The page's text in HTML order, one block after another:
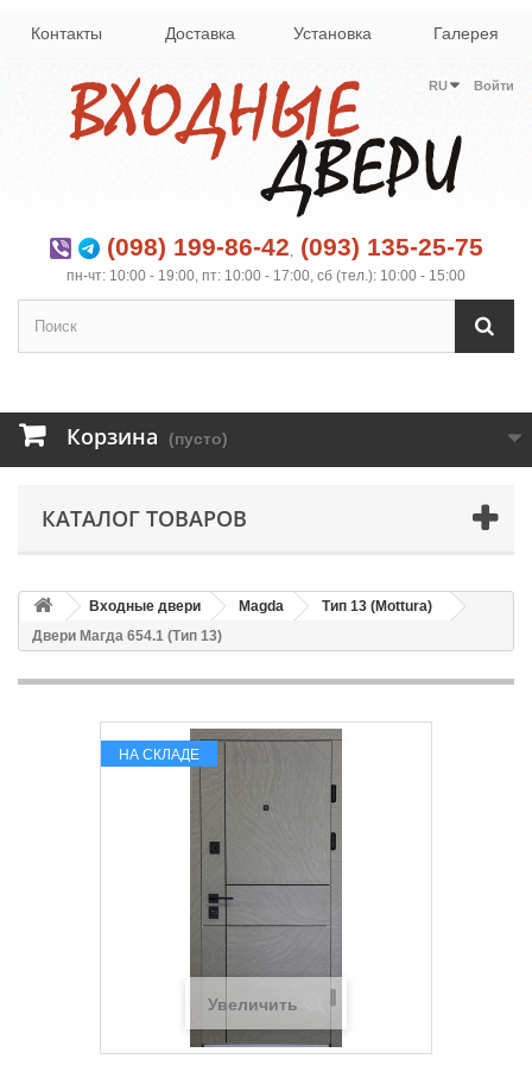
Контакты Доставка Установка Галерея
Войти
RU
(098) 199-86-42, (093) 135-25-75
пн-чт: 10:00 - 19:00, пт: 10:00 - 17:00, сб (тел.): 10:00 - 15:00
Корзина (пусто)
КАТАЛОГ ТОВАРОВ
Входные двери Magda
Тип 13 (Mottura)
Двери Магда 654.1 (Тип 13)
НА СКЛАДЕ
Увеличить